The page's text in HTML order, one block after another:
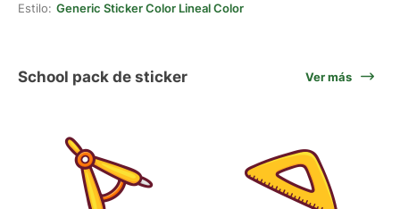
Estilo: Generic Sticker Color Lineal Color
School pack de sticker Ver más